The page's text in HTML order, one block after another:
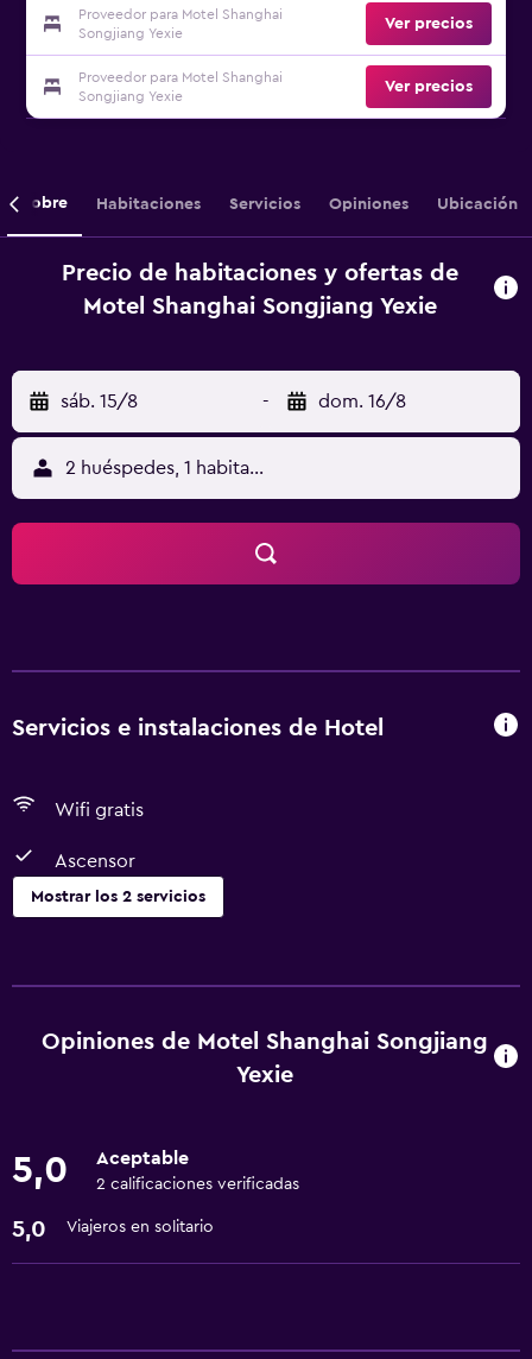
Proveedor para Motel Shanghai
Songjiang Yexie
Ver precios
Proveedor para Motel Shanghai
Songjiang Yexie
Ver precios
Sobre Habitaciones Servicios Opiniones Ubicación
Precio de habitaciones y ofertas de
Motel Shanghai Songjiang Yexie
sáb. 15/8 - dom. 16/8
2 huéspedes, 1 habitación
Servicios e instalaciones de Hotel
Wifi gratis
Ascensor
Mostrar los 2 servicios
Ascensor
Servicios básicos
Opiniones de Motel Shanghai Songjiang
Yexie
5,0 Aceptable
2 calificaciones verificadas
5,0 Viajeros en solitario